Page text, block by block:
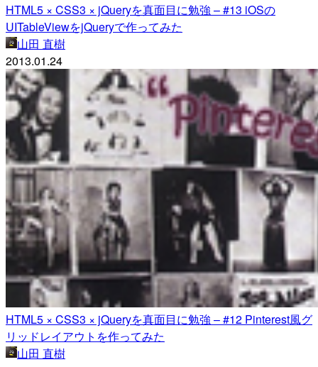
HTML5 × CSS3 × jQueryを真面目に勉強 – #13 iOSの
UITableViewをjQueryで作ってみた
山田 直樹
2013.01.24
HTML5 × CSS3 × jQueryを真面目に勉強 – #12 Pinterest風グ
リッドレイアウトを作ってみた
山田 直樹